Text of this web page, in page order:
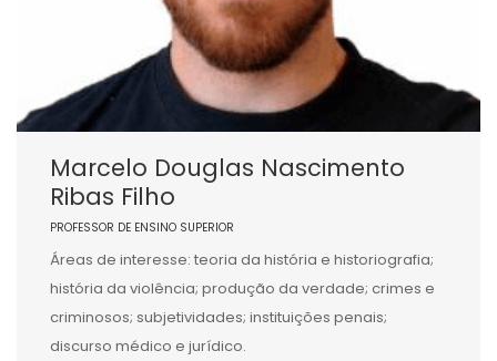
Marcelo Douglas Nascimento
Ribas Filho
PROFESSOR DE ENSINO SUPERIOR
Áreas de interesse: teoria da história e historiografia;
história da violência; produção da verdade; crimes e
criminosos; subjetividades; instituições penais;
discurso médico e jurídico.